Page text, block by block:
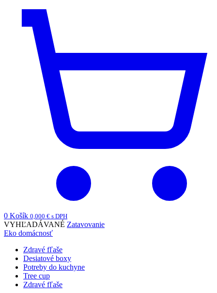
0 Košík 0,000 € s DPH
VYHĽADÁVANÉ Zatavovanie
Eko domácnosť
Zdravé fľaše
Desiatové boxy
Potreby do kuchyne
Tree cup
Zdravé fľaše